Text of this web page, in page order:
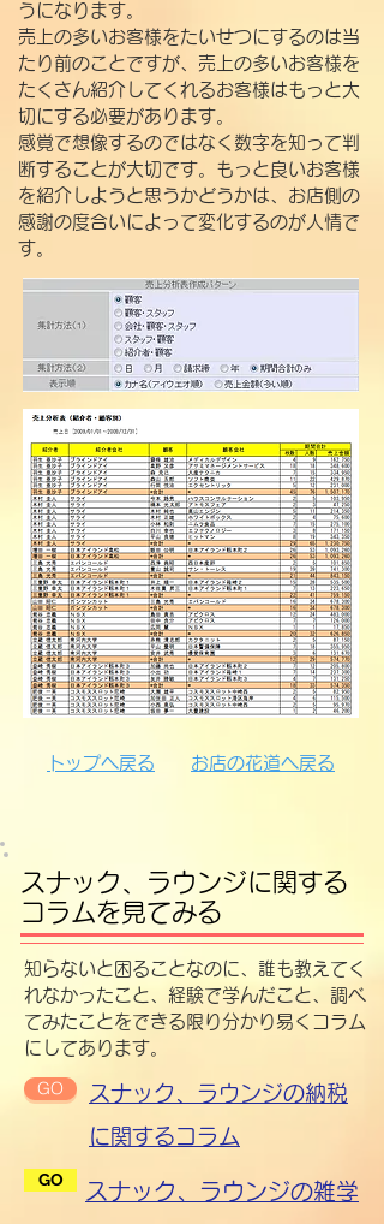
うになります。
売上の多いお客様をたいせつにするのは当
たり前のことですが、売上の多いお客様を
たくさん紹介してくれるお客様はもっと大
切にする必要があります。
感覚で想像するのではなく数字を知って判
断することが大切です。もっと良いお客様
を紹介しようと思うかどうかは、お店側の
感謝の度合いによって変化するのが人情で
す。
​トップへ戻る​​ お店の花道へ戻る
スナック、ラウンジに関する
コラムを見てみる
知らないと困ることなのに、誰も教えてく
れなかったこと、経験で学んだこと、調べ
てみたことをできる限り分かり易くコラム
にしてあります。
GO
スナック、ラウンジの納税
に関するコラム
GO
スナック、ラウンジの雑学